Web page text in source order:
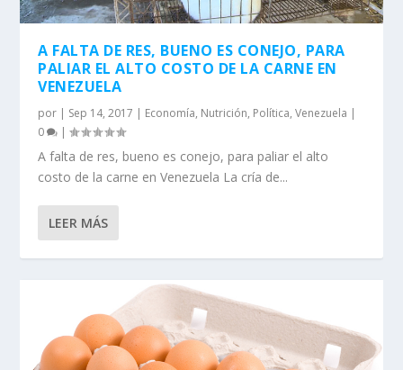
A FALTA DE RES, BUENO ES CONEJO, PARA
PALIAR EL ALTO COSTO DE LA CARNE EN
VENEZUELA
por | Sep 14, 2017 | Economía, Nutrición, Política,Venezuela |
0
|
A falta de res, bueno es conejo, para paliar el alto
costo de la carne en Venezuela La cría de...
LEER MÁS